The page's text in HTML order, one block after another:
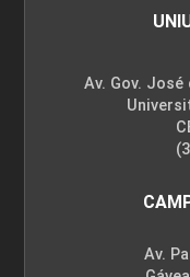
Av. Gov.
Av.